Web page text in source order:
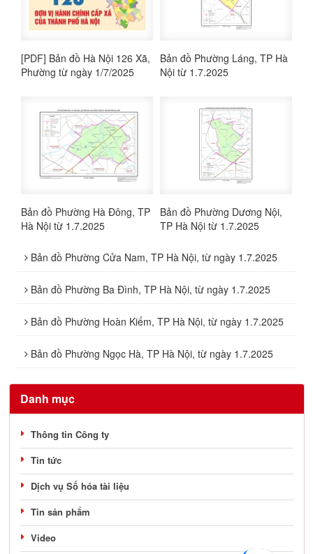
[PDF] Bản đồ Hà Nội 126 Xã,
Phường từ ngày 1/7/2025
Bản đồ Phường Láng, TP Hà
Nội từ 1.7.2025
Bản đồ Phường Hà Đông, TP
Hà Nội từ 1.7.2025
Bản đồ Phường Dương Nội,
TP Hà Nội từ 1.7.2025
Bản đồ Phường Cửa Nam, TP Hà Nội, từ ngày 1.7.2025
Bản đồ Phường Ba Đình, TP Hà Nội, từ ngày 1.7.2025
Bản đồ Phường Hoàn Kiếm, TP Hà Nội, từ ngày 1.7.2025
Bản đồ Phường Ngọc Hà, TP Hà Nội, từ ngày 1.7.2025
Danh mục
Thông tin Công ty
Tin tức
Dịch vụ Số hóa tài liệu
Tin sản phẩm
Video